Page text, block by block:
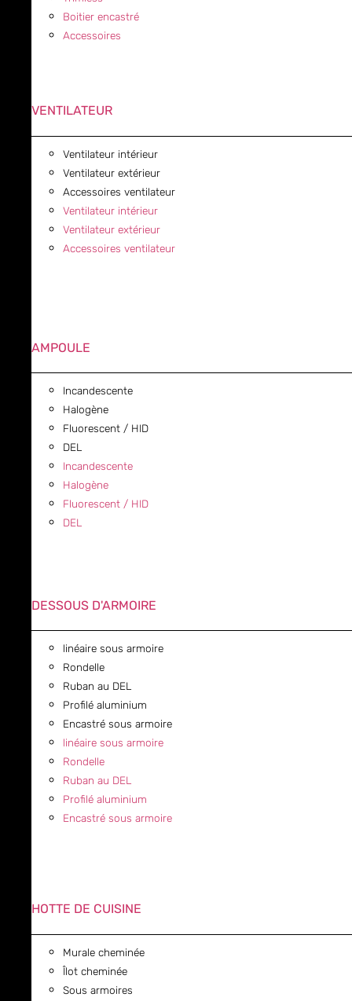
Boitier encastré
Accessoires
VENTILATEUR
Ventilateur intérieur
Ventilateur extérieur
Accessoires ventilateur
Ventilateur intérieur
Ventilateur extérieur
Accessoires ventilateur
AMPOULE
Incandescente
Halogène
Fluorescent / HID
DEL
Incandescente
Halogène
Fluorescent / HID
DEL
DESSOUS D'ARMOIRE
linéaire sous armoire
Rondelle
Ruban au DEL
Profilé aluminium
Encastré sous armoire
linéaire sous armoire
Rondelle
Ruban au DEL
Profilé aluminium
Encastré sous armoire
HOTTE DE CUISINE
Murale cheminée
Îlot cheminée
Sous armoires